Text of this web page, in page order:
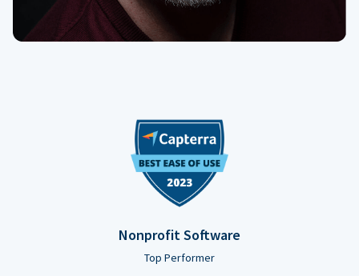
Nonprofit Software
Top Performer